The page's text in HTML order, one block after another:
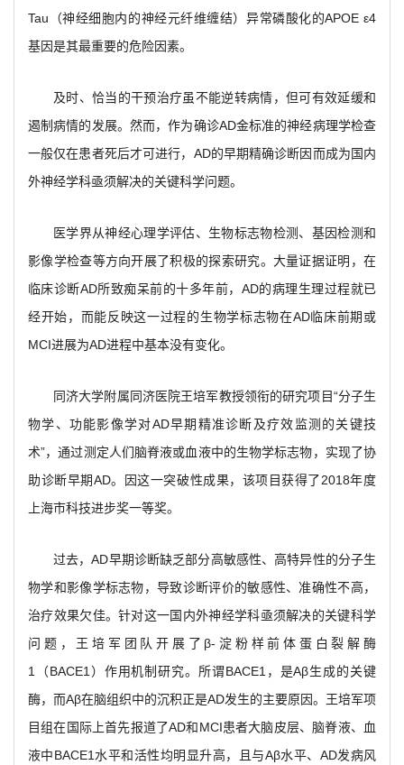
Tau（神经细胞内的神经元纤维缠结）异常磷酸化的APOE ε4
基因是其最重要的危险因素。
及时、恰当的干预治疗虽不能逆转病情，但可有效延缓和
遏制病情的发展。然而，作为确诊AD金标准的神经病理学检查
一般仅在患者死后才可进行，AD的早期精确诊断因而成为国内
外神经学科亟须解决的关键科学问题。
医学界从神经心理学评估、生物标志物检测、基因检测和
影像学检查等方向开展了积极的探索研究。大量证据证明，在
临床诊断AD所致痴呆前的十多年前，AD的病理生理过程就已
经开始，而能反映这一过程的生物学标志物在AD临床前期或
MCI进展为AD进程中基本没有变化。
同济大学附属同济医院王培军教授领衔的研究项目“分子生
物学、功能影像学对AD早期精准诊断及疗效监测的关键技
术”，通过测定人们脑脊液或血液中的生物学标志物，实现了协
助诊断早期AD。因这一突破性成果，该项目获得了2018年度
上海市科技进步奖一等奖。
过去，AD早期诊断缺乏部分高敏感性、高特异性的分子生
物学和影像学标志物，导致诊断评价的敏感性、准确性不高，
治疗效果欠佳。针对这一国内外神经学科亟须解决的关键科学
问题，王培军团队开展了β-淀粉样前体蛋白裂解酶
1（BACE1）作用机制研究。所谓BACE1，是Aβ生成的关键
酶，而Aβ在脑组织中的沉积正是AD发生的主要原因。王培军项
目组在国际上首先报道了AD和MCI患者大脑皮层、脑脊液、血
液中BACE1水平和活性均明显升高，且与Aβ水平、AD发病风